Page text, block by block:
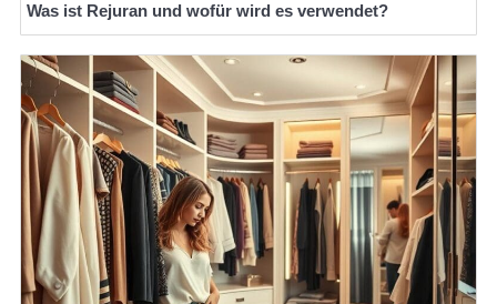
Was ist Rejuran und wofür wird es verwendet?